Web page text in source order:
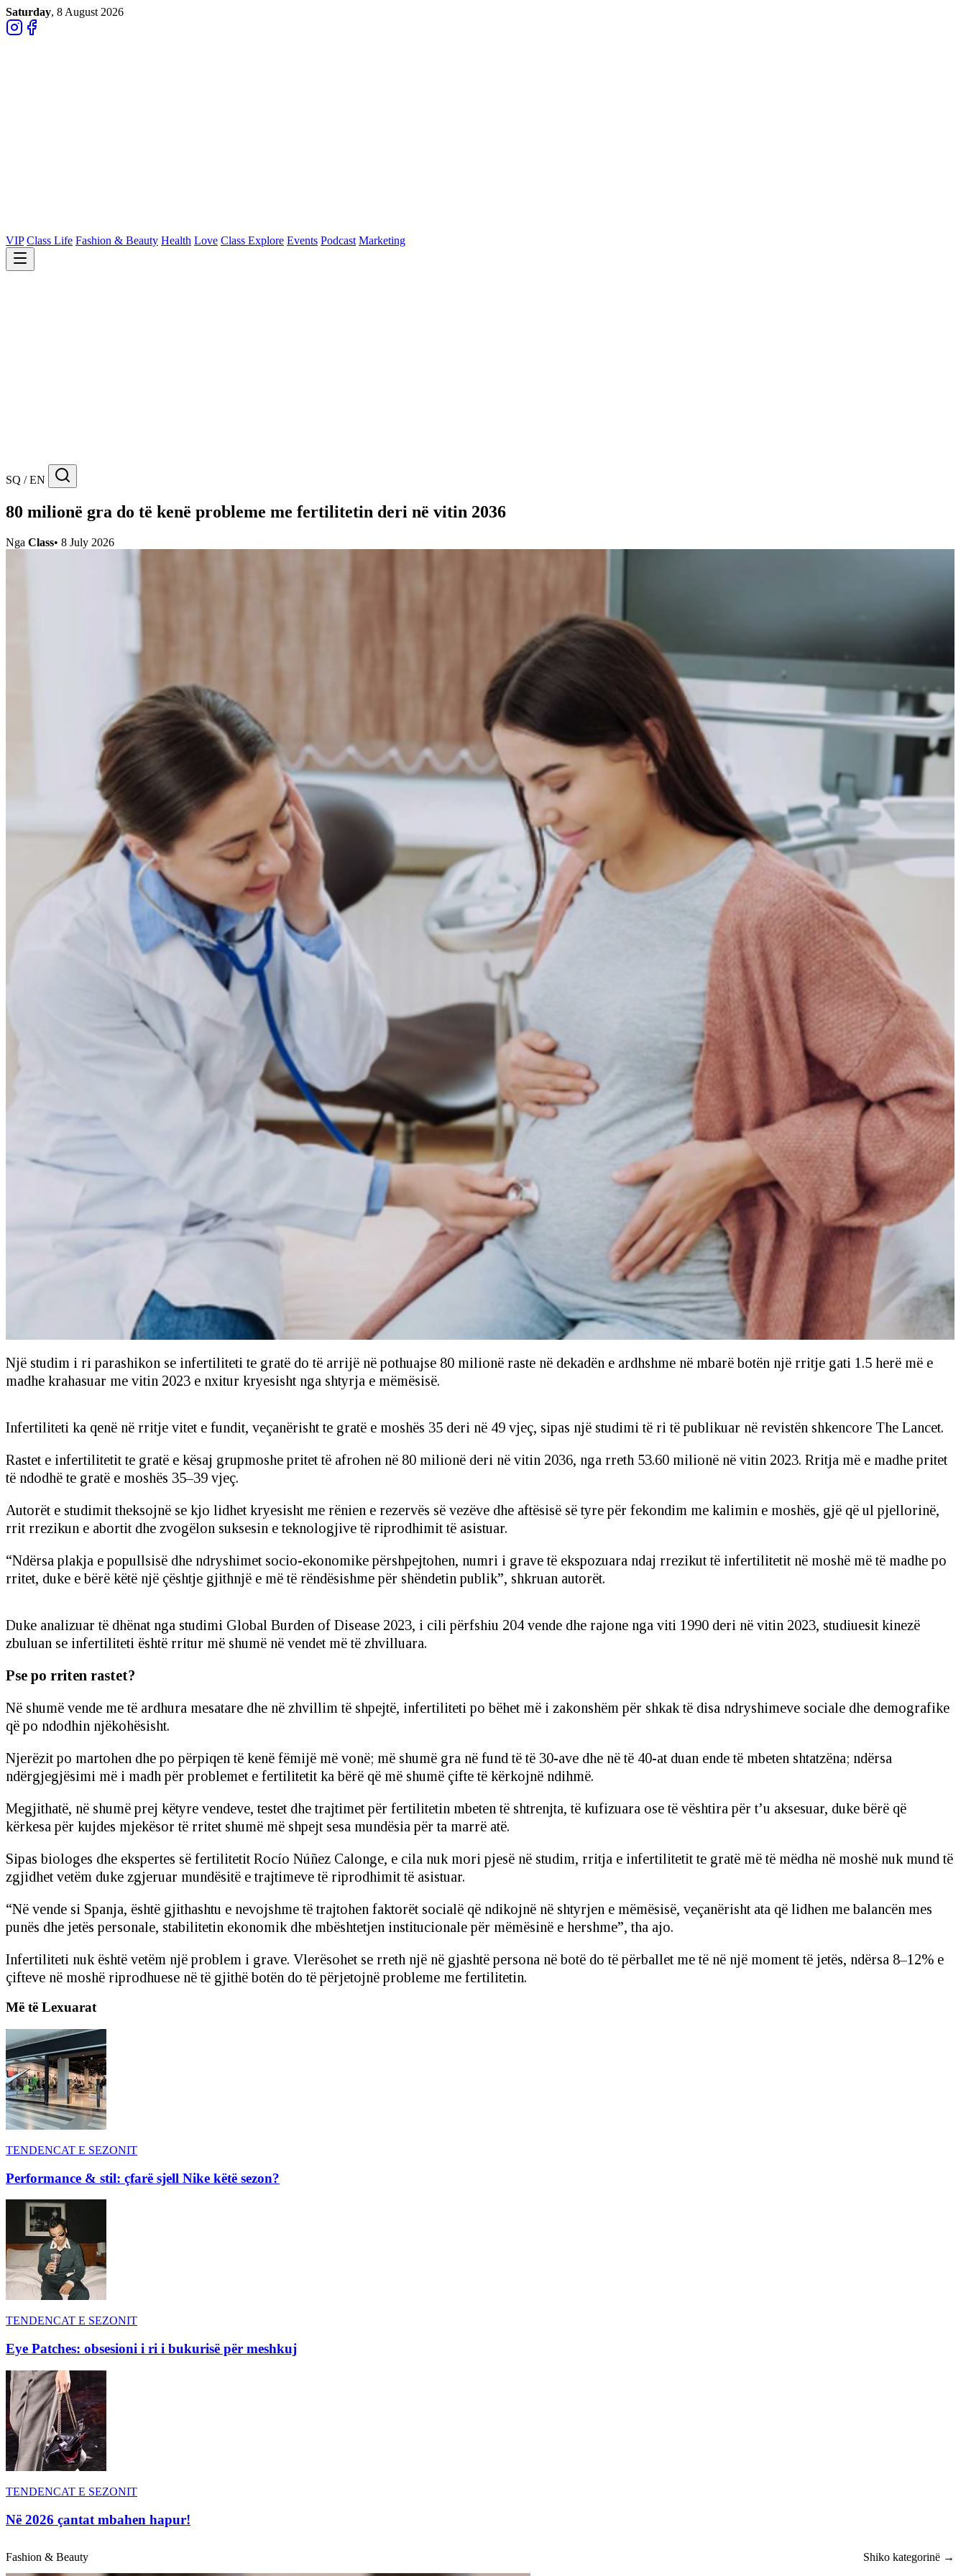
Saturday, 8 August 2026
VIP Class Life Fashion & Beauty Health Love Class Explore Events Podcast Marketing
SQ / EN
80 milionë gra do të kenë probleme me fertilitetin deri në vitin 2036
Nga Class• 8 July 2026
Një studim i ri parashikon se infertiliteti te gratë do të arrijë në pothuajse 80 milionë raste në dekadën e ardhshme në mbarë botën një rritje gati 1.5 herë më e
madhe krahasuar me vitin 2023 e nxitur kryesisht nga shtyrja e mëmësisë.
Infertiliteti ka qenë në rritje vitet e fundit, veçanërisht te gratë e moshës 35 deri në 49 vjeç, sipas një studimi të ri të publikuar në revistën shkencore The Lancet.
Rastet e infertilitetit te gratë e kësaj grupmoshe pritet të afrohen në 80 milionë deri në vitin 2036, nga rreth 53.60 milionë në vitin 2023. Rritja më e madhe pritet
të ndodhë te gratë e moshës 35–39 vjeç.
Autorët e studimit theksojnë se kjo lidhet kryesisht me rënien e rezervës së vezëve dhe aftësisë së tyre për fekondim me kalimin e moshës, gjë që ul pjellorinë,
rrit rrezikun e abortit dhe zvogëlon suksesin e teknologjive të riprodhimit të asistuar.
“Ndërsa plakja e popullsisë dhe ndryshimet socio-ekonomike përshpejtohen, numri i grave të ekspozuara ndaj rrezikut të infertilitetit në moshë më të madhe po
rritet, duke e bërë këtë një çështje gjithnjë e më të rëndësishme për shëndetin publik”, shkruan autorët.
Duke analizuar të dhënat nga studimi Global Burden of Disease 2023, i cili përfshiu 204 vende dhe rajone nga viti 1990 deri në vitin 2023, studiuesit kinezë
zbuluan se infertiliteti është rritur më shumë në vendet më të zhvilluara.
Pse po rriten rastet?
Në shumë vende me të ardhura mesatare dhe në zhvillim të shpejtë, infertiliteti po bëhet më i zakonshëm për shkak të disa ndryshimeve sociale dhe demografike
që po ndodhin njëkohësisht.
Njerëzit po martohen dhe po përpiqen të kenë fëmijë më vonë; më shumë gra në fund të të 30-ave dhe në të 40-at duan ende të mbeten shtatzëna; ndërsa
ndërgjegjësimi më i madh për problemet e fertilitetit ka bërë që më shumë çifte të kërkojnë ndihmë.
Megjithatë, në shumë prej këtyre vendeve, testet dhe trajtimet për fertilitetin mbeten të shtrenjta, të kufizuara ose të vështira për t’u aksesuar, duke bërë që
kërkesa për kujdes mjekësor të rritet shumë më shpejt sesa mundësia për ta marrë atë.
Sipas biologes dhe ekspertes së fertilitetit Rocío Núñez Calonge, e cila nuk mori pjesë në studim, rritja e infertilitetit te gratë më të mëdha në moshë nuk mund të
zgjidhet vetëm duke zgjeruar mundësitë e trajtimeve të riprodhimit të asistuar.
“Në vende si Spanja, është gjithashtu e nevojshme të trajtohen faktorët socialë që ndikojnë në shtyrjen e mëmësisë, veçanërisht ata që lidhen me balancën mes
punës dhe jetës personale, stabilitetin ekonomik dhe mbështetjen institucionale për mëmësinë e hershme”, tha ajo.
Infertiliteti nuk është vetëm një problem i grave. Vlerësohet se rreth një në gjashtë persona në botë do të përballet me të në një moment të jetës, ndërsa 8–12% e
çifteve në moshë riprodhuese në të gjithë botën do të përjetojnë probleme me fertilitetin.
Më të Lexuarat
TENDENCAT E SEZONIT
Performance & stil: çfarë sjell Nike këtë sezon?
TENDENCAT E SEZONIT
Eye Patches: obsesioni i ri i bukurisë për meshkuj
TENDENCAT E SEZONIT
Në 2026 çantat mbahen hapur!
Fashion & Beauty Shiko kategorinë →